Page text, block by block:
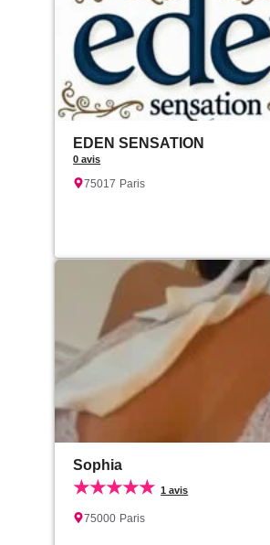
EDEN SENSATION
0 avis
75017 Paris
Sophia
★★★★★1 avis
75000 Paris